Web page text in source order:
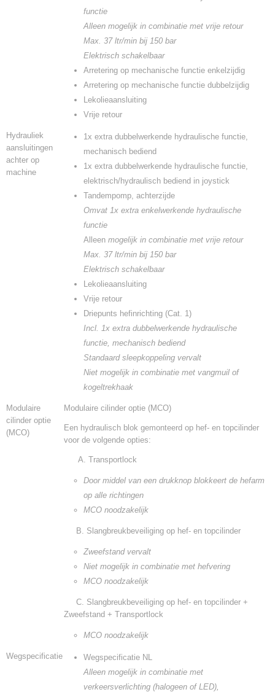
functie
Alleen mogelijk in combinatie met vrije retour
Max. 37 ltr/min bij 150 bar
Elektrisch schakelbaar
Arretering op mechanische functie enkelzijdig
Arretering op mechanische functie dubbelzijdig
Lekolieaansluiting
Vrije retour
Hydrauliek
aansluitingen
achter op
machine
1x extra dubbelwerkende hydraulische functie,
mechanisch bediend
1x extra dubbelwerkende hydraulische functie,
elektrisch/hydraulisch bediend in joystick
Tandempomp, achterzijde
Omvat 1x extra enkelwerkende hydraulische
functie
Alleen mogelijk in combinatie met vrije retour
Max. 37 ltr/min bij 150 bar
Elektrisch schakelbaar
Lekolieaansluiting
Vrije retour
Driepunts hefinrichting (Cat. 1)
Incl. 1x extra dubbelwerkende hydraulische
functie, mechanisch bediend
Standaard sleepkoppeling vervalt
Niet mogelijk in combinatie met vangmuil of
kogeltrekhaak
Modulaire
cilinder optie
(MCO)
Modulaire cilinder optie (MCO)
Een hydraulisch blok gemonteerd op hef- en topcilinder
voor de volgende opties:
A. Transportlock
Door middel van een drukknop blokkeert de hefarm
op alle richtingen
MCO noodzakelijk
B. Slangbreukbeveiliging op hef- en topcilinder
Zweefstand vervalt
Niet mogelijk in combinatie met hefvering
MCO noodzakelijk
C. Slangbreukbeveiliging op hef- en topcilinder +
Zweefstand + Transportlock
MCO noodzakelijk
Wegspecificatie
Wegspecificatie NL
Alleen mogelijk in combinatie met
verkeersverlichting (halogeen of LED),